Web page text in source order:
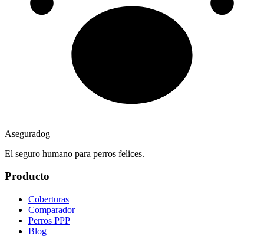
Aseguradog
El seguro humano para perros felices.
Producto
Coberturas
Comparador
Perros PPP
Blog